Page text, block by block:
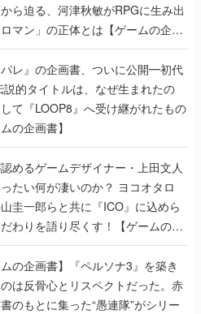
ら迫る、河津秋敏がRPGに生み出
マン」の正体とは【ゲームの企画
パレ』の企画書、ついに公開━初代
説的タイトルは、なぜ生まれたの
て『LOOP8』へ受け継がれたもの
の企画書】
めるゲームデザイナー・上田文人
たい何が凄いのか？ ヨコオタロ
圭一郎らと共に『ICO』に込めら
わりを語り尽くす！【ゲームの企
ムの企画書】『ペルソナ3』を築き
は反骨心とリスペクトだった。赤
のもとに集った“愚連隊”がシリー